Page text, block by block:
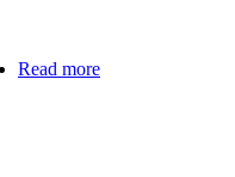
Read more